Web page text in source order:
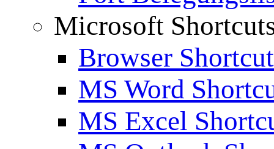
Microsoft
Browser
MS Word
MS Excel